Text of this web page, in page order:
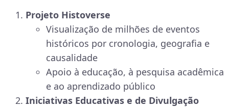
Projeto Histoverse
Visualização de milhões de eventos
históricos por cronologia, geografia e
causalidade
Apoio à educação, à pesquisa acadêmica
e ao aprendizado público
Iniciativas Educativas e de Divulgação